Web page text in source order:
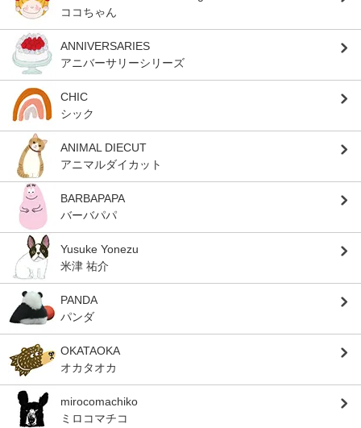
ココちゃん
ANNIVERSARIES
アニバーサリーシリーズ
CHIC
シック
ANIMAL DIECUT
アニマルダイカット
BARBAPAPA
バーバパパ
Yusuke Yonezu
米津 祐介
PANDA
パンダ
OKATAOKA
オカタオカ
mirocomachiko
ミロコマチコ